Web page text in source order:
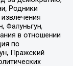
Родники
Фалуньгун,
в отношении
по
Пражский